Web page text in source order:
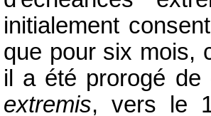
initialement
que pour six mois,
il a été prorogé
extremis, vers le